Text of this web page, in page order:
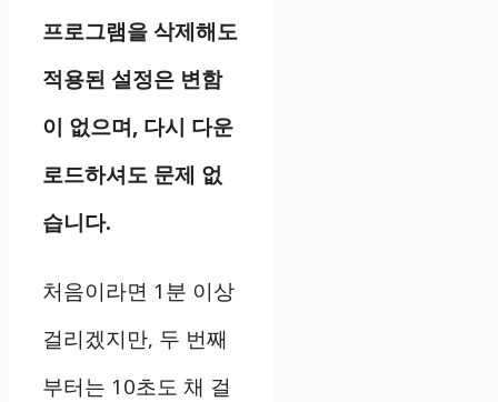
프로그램을 삭제해도
적용된 설정은 변함
이 없으며, 다시 다운
로드하셔도 문제 없
습니다.
처음이라면 1분 이상
걸리겠지만, 두 번째
부터는 10초도 채 걸